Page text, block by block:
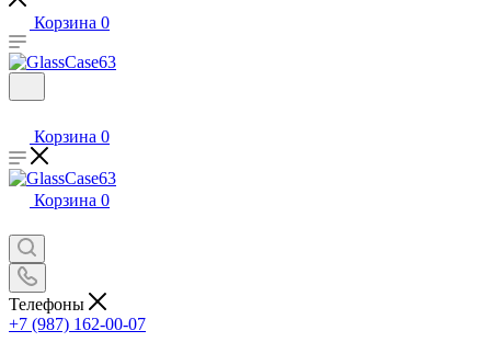
Корзина 0
Корзина 0
Корзина 0
Телефоны
+7 (987) 162-00-07